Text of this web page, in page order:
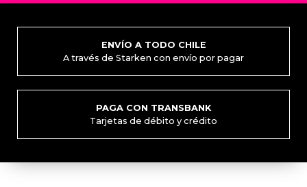
ENVÍO A TODO CHILE
A través de Starken con envío por pagar
PAGA CON TRANSBANK
Tarjetas de débito y crédito